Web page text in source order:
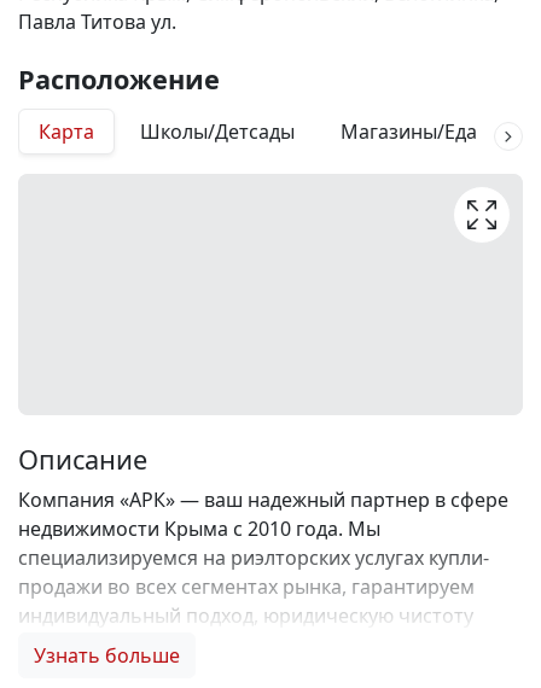
Павла Титова ул.
Расположение
Карта Школы/Детсады Магазины/Еда
Описание
Компания «АРК» — ваш надежный партнер в сфере
недвижимости Крыма с 2010 года. Мы
специализируемся на риэлторских услугах купли-
продажи во всех сегментах рынка, гарантируем
индивидуальный подход, юридическую чистоту
объектов и безопасность сделок. Самое ценное для
Узнать больше